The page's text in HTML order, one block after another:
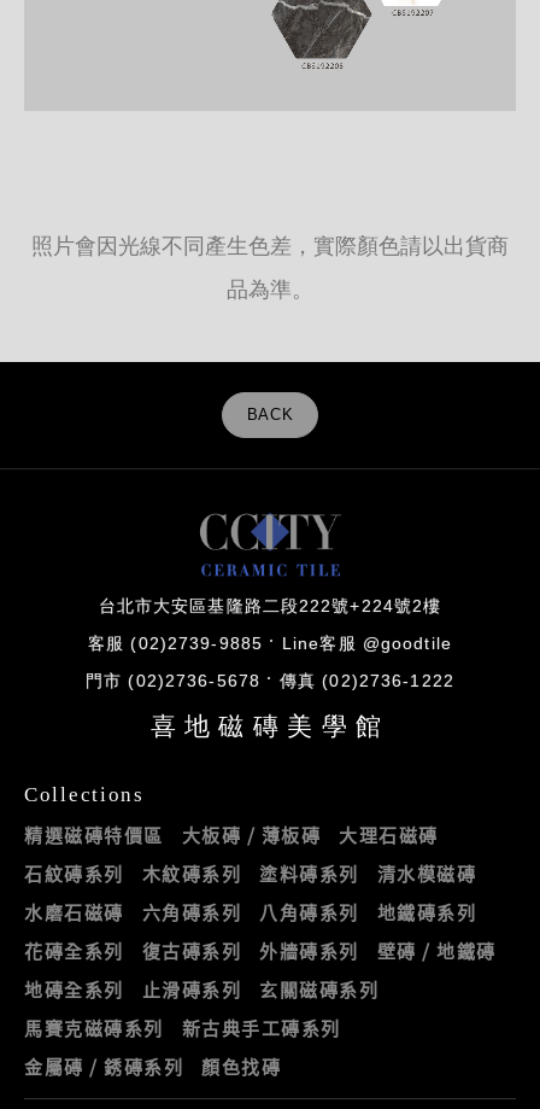
照片會因光線不同產生色差，實際顏色請以出貨商
品為準。
BACK
台北市大安區基隆路二段222號+224號2樓
客服 (02)2739-9885 Line客服 @goodtile
門市 (02)2736-5678 傳真 (02)2736-1222
喜地磁磚美學館
Collections
精選磁磚特價區 大板磚 / 薄板磚
大理石磁磚
石紋磚系列
木紋磚系列 塗料磚系列
清水模磁磚
水磨石磁磚
六角磚系列 八角磚系列
地鐵磚系列
花磚全系列
復古磚系列 外牆磚系列
壁磚 / 地鐵磚
地磚全系列
止滑磚系列
玄關磁磚系列
馬賽克磁磚系列
新古典手工磚系列
金屬磚 / 銹磚系列
顏色找磚